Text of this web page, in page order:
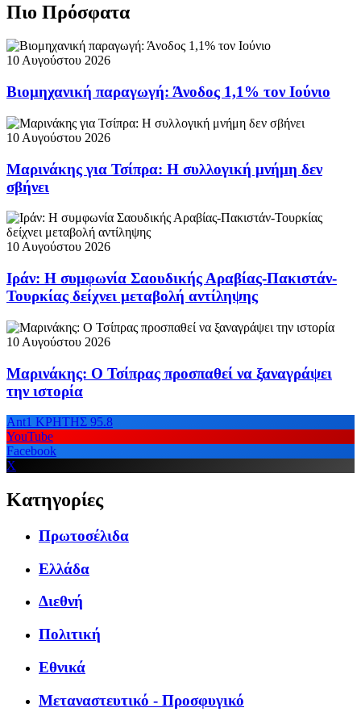
Πιο Πρόσφατα
10 Αυγούστου 2026
Βιομηχανική παραγωγή: Άνοδος 1,1% τον Ιούνιο
10 Αυγούστου 2026
Μαρινάκης για Τσίπρα: Η συλλογική μνήμη δεν
σβήνει
10 Αυγούστου 2026
Ιράν: Η συμφωνία Σαουδικής Αραβίας-Πακιστάν-
Τουρκίας δείχνει μεταβολή αντίληψης
10 Αυγούστου 2026
Μαρινάκης: Ο Τσίπρας προσπαθεί να ξαναγράψει
την ιστορία
Ant1 ΚΡΗΤΗΣ 95.8
YouTube
Facebook
X
Κατηγορίες
Πρωτοσέλιδα
Ελλάδα
Διεθνή
Πολιτική
Εθνικά
Μεταναστευτικό - Προσφυγικό